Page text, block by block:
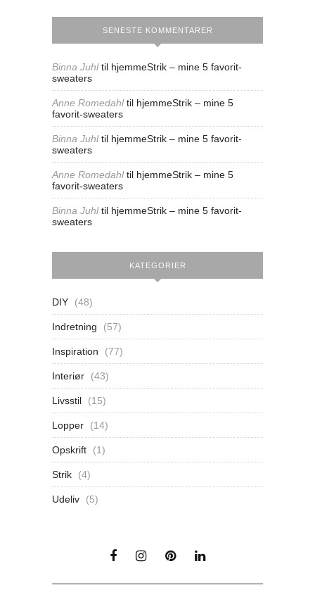
SENESTE KOMMENTARER
Binna Juhltil hjemmeStrik – mine 5 favorit-
sweaters
Anne Romedahltil hjemmeStrik – mine 5
favorit-sweaters
Binna Juhltil hjemmeStrik – mine 5 favorit-
sweaters
Anne Romedahltil hjemmeStrik – mine 5
favorit-sweaters
Binna Juhltil hjemmeStrik – mine 5 favorit-
sweaters
KATEGORIER
DIY (48)
Indretning (57)
Inspiration (77)
Interiør (43)
Livsstil (15)
Lopper (14)
Opskrift (1)
Strik (4)
Udeliv (5)